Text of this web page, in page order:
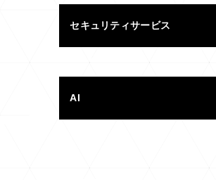
セキュリティサービス
AI